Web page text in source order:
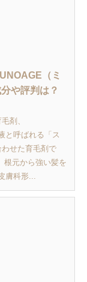
（ミ
や評判は？
剤、
と呼ばれる「ス
せた育毛剤で
根元から強い髪を
膚科形...